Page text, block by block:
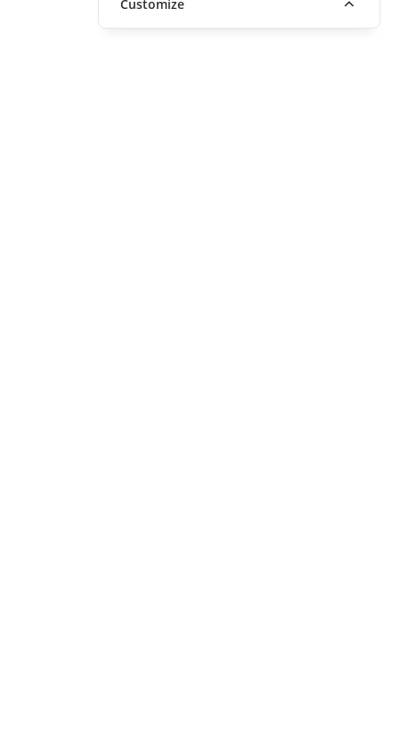
Customize